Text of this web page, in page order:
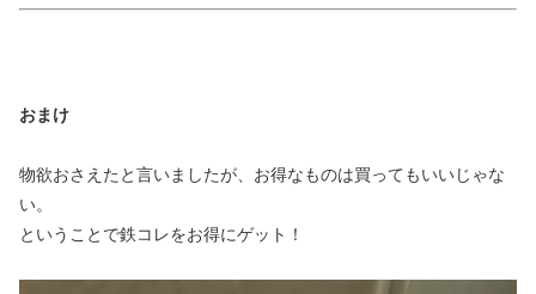
おまけ
物欲おさえたと言いましたが、お得なものは買ってもいいじゃな
い。
ということで鉄コレをお得にゲット！